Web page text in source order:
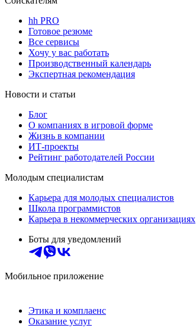
hh PRO
Готовое резюме
Все сервисы
Хочу у вас работать
Производственный календарь
Экспертная рекомендация
Новости и статьи
Блог
О компаниях в игровой форме
Жизнь в компании
ИТ-проекты
Рейтинг работодателей России
Молодым специалистам
Карьера для молодых специалистов
Школа программистов
Карьера в некоммерческих организациях
Боты для уведомлений
Мобильное приложение
Этика и комплаенс
Оказание услуг